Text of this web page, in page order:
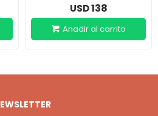
USD138